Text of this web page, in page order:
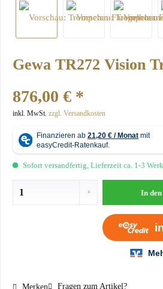
Gewa TR272 Vision
876,00 € *
inkl. MwSt. zzgl. Versandkosten
Sofort versandfertig, Lieferzeit ca. 1-3
In den
Merken Fragen zum Artikel?